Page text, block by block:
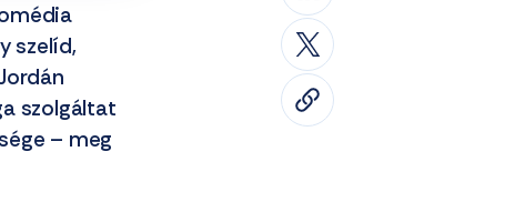
szelíd,
szolgáltat
– meg